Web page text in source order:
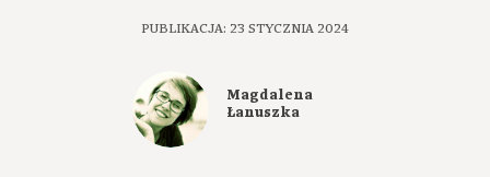
PUBLIKACJA: 23 STYCZNIA 2024
Magdalena
Łanuszka